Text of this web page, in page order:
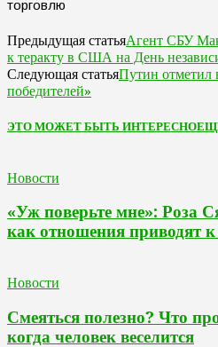
Предыдущая статьяАгент СБУ
к теракту в США на День
Следующая статьяПутин отметил
победителей»
ЭТО МОЖЕТ БЫТЬ ИНТЕРЕСНО
Новости
«Уж поверьте мне»: Роза
как отношения приводят к
Новости
Смеяться полезно? Что
когда человек веселится